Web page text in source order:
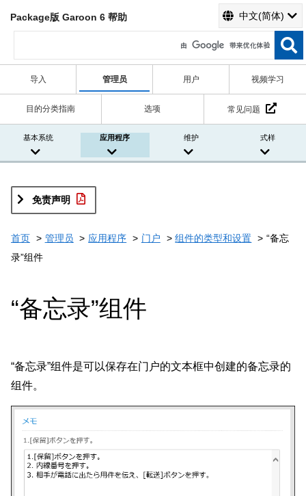
Package版 Garoon 6 帮助 中文(简体)
导入 管理员 用户 视频学习
目的分类指南 选项 常见问题
基本系统 应用程序 维护 式样
免责声明
首页 管理员 应用程序 门户 组件的类型和设置
“备忘
录”组件
“备忘录”组件
“备忘录”组件是可以保存在门户的文本框中创建的备忘录的
组件。